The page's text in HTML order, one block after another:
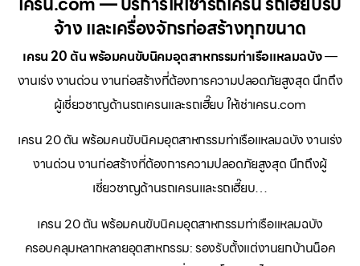
จ้าง และเครื่องจักรก่อสร้างทุกขนาด
เครน 20 ตัน พร้อมคนขับนิคมอุตสาหกรรมท่าเรือแหลมฉบัง—
งานเร่ง งานด่วน งานก่อสร้างที่ต้องการความปลอดภัยสูงสุด นึกถึง
ผู้เชี่ยวชาญด้านรถเครนและรถเฮี๊ยบ ให้เช่าเครน.com
เครน 20 ตัน พร้อมคนขับนิคมอุตสาหกรรมท่าเรือแหลมฉบัง งานเร่ง
งานด่วน งานก่อสร้างที่ต้องการความปลอดภัยสูงสุด นึกถึงผู้
เชี่ยวชาญด้านรถเครนและรถเฮี๊ยบ…
เครน 20 ตัน พร้อมคนขับนิคมอุตสาหกรรมท่าเรือแหลมฉบัง
ครอบคลุมหลากหลายอุตสาหกรรม: รองรับตั้งแต่งานยกบ้านน็อค